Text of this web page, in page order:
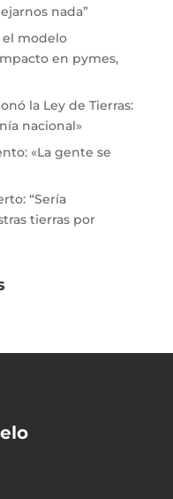
nada”
modelo
en pymes,
la Ley de Tierras:
nacional»
«La gente se
“Sería
tierras por